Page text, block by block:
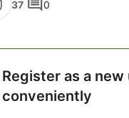
37 comment0
Register as a
conveniently